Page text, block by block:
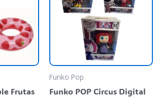
Frutas
multiple
may
chosen
Funko Pop
Funko POP Circus Digital